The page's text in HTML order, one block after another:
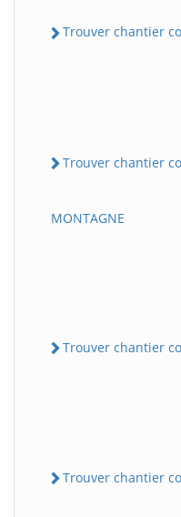
Trouver chantier
Trouver chantier
MONTAGNE
Trouver chantier
Trouver chantier